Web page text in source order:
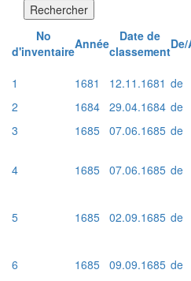
Rechercher
No
d'inventaireAnnée
Date de
classementDe/
1
1681 12.11.1681 de
2
1684 29.04.1684 de
3
1685 07.06.1685 de
4 1685 07.06.1685 de
5 1685 02.09.1685 de
6 1685 09.09.1685 de